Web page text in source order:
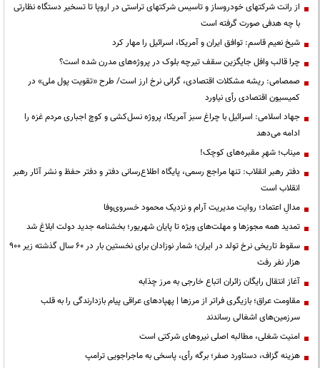
از رانت‌ شرکتهای خودروساز و تاسیس شرکتهای تراستی در اروپا تا تسخیر دستگاه نظارتی
با چه هدفی صورت گرفته است
شیخ نعیم قاسم: توافق ایران و آمریکا، اسرائیل را مهار کرد
چرا قالب وافل جایگزین سقف تیرچه بلوک در پروژه‌های مدرن شده است؟
صمصامی: ریشه مشکلات اقتصادی، گرانی نرخ ارز است/ طرح «تقویت پول ملی» در
کمیسیون اقتصادی رأی نیاورد
جهاد اسلامی: اسرائیل با چراغ سبز آمریکا، پروژه نسل‌کشی و کوچ اجباری مردم غزه را
ادامه می‌دهد
میناب؛ شهرِ مقبره‌های کوچک!
دفتر رهبر انقلاب: تنها مراجع رسمی، پایگاه اطلاع‌رسانی دفتر و دفتر حفظ و نشر آثار رهبر
انقلاب است
مدالِ اعتماد؛ روایت مدیریت آرام و نزدیک محمود خسروی‌وفا
تمدید همه مجوزها و مهلت‌های ویژه تا پایان شهریور؛ بخشنامه جدید دولت ابلاغ شد
سقوط تاریخی نرخ تولد در ایران؛ شمار نوزادان برای نخستین بار در ۶۰ سال گذشته زیر ۹۰۰
هزار نفر رفت
آغاز انتقال رایگان زائران اتباع خارجی به مرز چذابه
مقاومت عراق؛ بازیگری فراتر از مرزها | پهپادهای عراقی پیام بازدارندگی را به قلب
سرزمین‌های اشغالی رساندند
‌امنیت شغلی، مطالبه اصلی نیروهای شرکتی است
هزینه گزاف، دستاورد صفر؛ برگه رأی، پاسخی به ماجراجویی ترامپ